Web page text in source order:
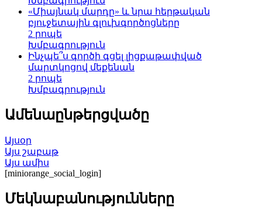
«Միայնակ մարդը» և նրա հերթական
բյուջետային գլուխգործոցները
2 րոպե
Խմբագրություն
Ինչպե՞ս գործի գցել լիցքաթափված
մարտկոցով մեքենան
2 րոպե
Խմբագրություն
Ամենաընթերցվածը
Այսօր
Այս շաբաթ
Այս ամիս
[miniorange_social_login]
Մեկնաբանությունները